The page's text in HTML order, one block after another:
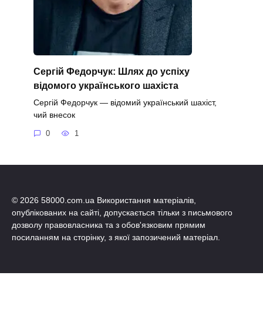
Сергій Федорчук: Шлях до успіху
відомого українського шахіста
Сергій Федорчук — відомий український шахіст,
чий внесок
0 1
© 2026 58000.com.ua Використання матеріалів,
опублікованих на сайті, допускається тільки з письмового
дозволу правовласника та з обов'язковим прямим
посиланням на сторінку, з якої запозичений матеріал.